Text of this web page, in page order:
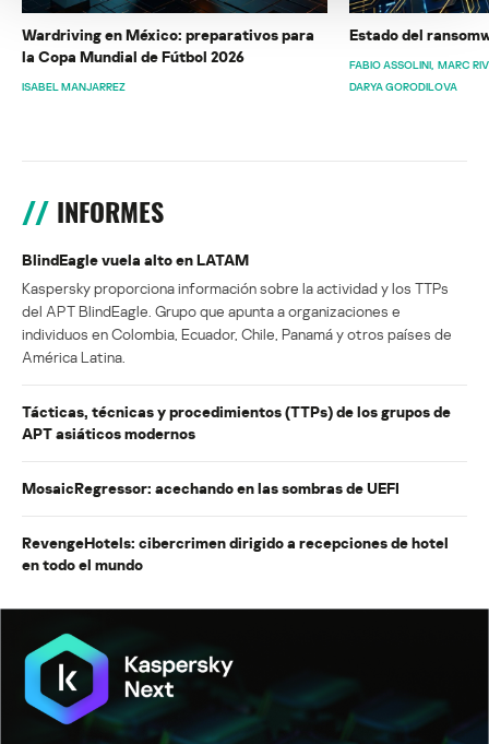
Wardriving en México: preparativos para
la Copa Mundial de Fútbol 2026
ISABEL MANJARREZ
Estado del
FABIO ASSOLINI MARC
DARYA GORODILOVA
INFORMES
BlindEagle vuela alto en LATAM
Kaspersky proporciona información sobre la actividad y los TTPs
del APT BlindEagle. Grupo que apunta a organizaciones e
individuos en Colombia, Ecuador, Chile, Panamá y otros países de
América Latina.
Tácticas, técnicas y procedimientos (TTPs) de los grupos de
APT asiáticos modernos
MosaicRegressor: acechando en las sombras de UEFI
RevengeHotels: cibercrimen dirigido a recepciones de hotel
en todo el mundo